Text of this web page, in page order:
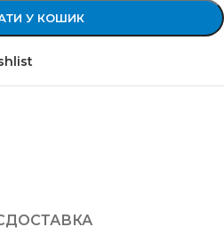
У КОШИК
ДОСТАВКА